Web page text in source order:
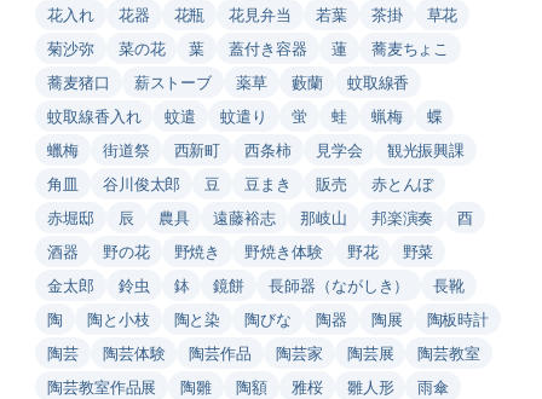
花入れ
花器 花瓶 花見弁当 若葉 茶掛
草花
菊沙弥
菜の花 葉 蓋付き容器 蓮
蕎麦ちょこ
蕎麦猪口
薪ストーブ 薬草 藪蘭
蚊取線香
蚊取線香入れ
蚊遣 蚊遣り 蛍 蛙 蝋梅
蝶
蠟梅
街道祭 西新町 西条柿 見学会
観光振興課
角皿
谷川俊太郎 豆 豆まき 販売
赤とんぼ
赤堀邸
辰 農具 遠藤裕志 那岐山 邦楽演奏
酉
酒器
野の花 野焼き 野焼き体験 野花
野菜
金太郎
鈴虫 鉢 鏡餅 長師器（ながしき）
長靴
陶
陶と小枝 陶と染 陶びな 陶器 陶展
陶板時計
陶芸
陶芸体験 陶芸作品 陶芸家 陶芸展
陶芸教室
陶芸教室作品展
陶雛 陶額 雅桜 雛人形
雨傘